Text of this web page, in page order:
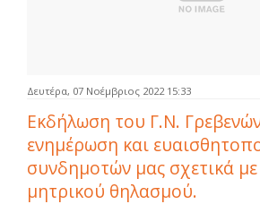
Δευτέρα, 07 Νοέμβριος 2022 15:33
Εκδήλωση του Γ.Ν.
ενημέρωση και
συνδημοτών μας σχετικά
μητρικού θηλασμού.